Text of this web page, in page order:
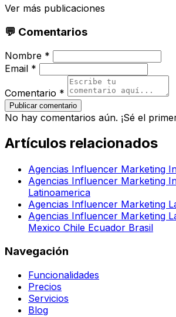
Ver más publicaciones
💬 Comentarios
Nombre *
Email *
Comentario *
Publicar comentario
No hay comentarios aún. ¡Sé el
Artículos relacionados
Agencias Influencer Marketing
Agencias Influencer Marketing
Latinoamerica
Agencias Influencer Marketing
Agencias Influencer Marketing
Mexico Chile Ecuador Brasil
Navegación
Funcionalidades
Precios
Servicios
Blog